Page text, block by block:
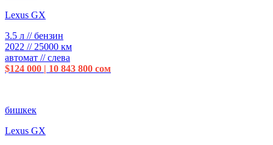
Lexus GX
3.5 л // бензин
2022 // 25000 км
автомат // слева
$124 000 | 10 843 800 сом
бишкек
Lexus GX